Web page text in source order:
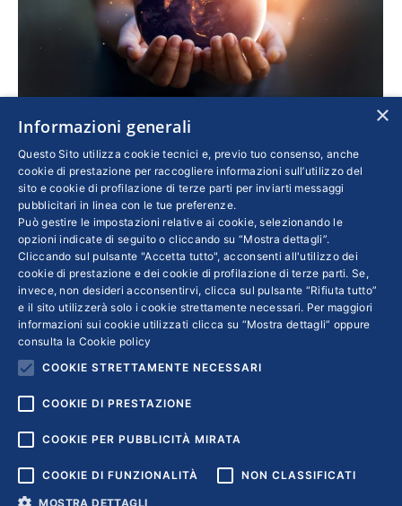
internazionalizzazione associativa
Confindustria Esteri
EDOARDO GARRONE
18 Giugno 2019
Internazionalizzazione, rappresentanza e
servizi. Da queste tre leve abbiamo sviluppato
il processo ventennale di rafforzamento
associativo all’estero. Il punto di vista di
Edoardo Garrone, presidente del Gruppo
tecnico Internazionalizzazione associativa
×
Informazioni generali
Questo Sito utilizza cookie tecnici e, previo tuo consenso, anche
cookie di prestazione per raccogliere informazioni sull’utilizzo del
sito e cookie di profilazione di terze parti per inviarti messaggi
pubblicitari in linea con le tue preferenze.
Può gestire le impostazioni relative ai cookie, selezionando le
opzioni indicate di seguito o cliccando su “Mostra dettagli”.
Cliccando sul pulsante "Accetta tutto", acconsenti all'utilizzo dei
cookie di prestazione e dei cookie di profilazione di terze parti. Se,
invece, non desideri acconsentirvi, clicca sul pulsante “Rifiuta tutto”
e il sito utilizzerà solo i cookie strettamente necessari. Per maggiori
informazioni sui cookie utilizzati clicca su “Mostra dettagli” oppure
consulta la Cookie policy
COOKIE STRETTAMENTE NECESSARI
COOKIE DI PRESTAZIONE
COOKIE PER PUBBLICITÀ MIRATA
COOKIE DI FUNZIONALITÀ NON CLASSIFICATI
MOSTRA DETTAGLI